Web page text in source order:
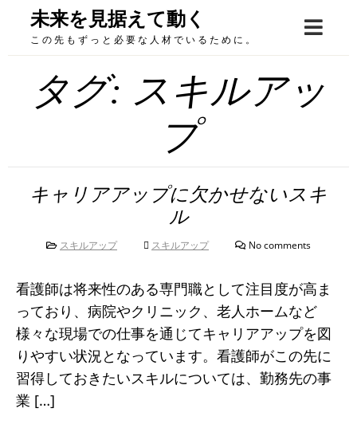
content
未来を見据えて動く
この先もずっと必要な人材でいるために。
タグ: スキルアッ
プ
キャリアアップに欠かせないスキ
ル
スキルアップ スキルアップ No comments
看護師は将来性のある専門職として注目度が高ま
っており、病院やクリニック、老人ホームなど
様々な現場での仕事を通じてキャリアアップを図
りやすい状況となっています。看護師がこの先に
習得しておきたいスキルについては、勤務先の事
業 […]